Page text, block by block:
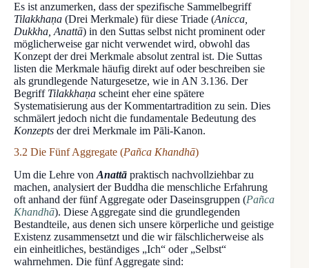
Es ist anzumerken, dass der spezifische Sammelbegriff
Tilakkhaṇa (Drei Merkmale) für diese Triade (Anicca,
Dukkha, Anattā) in den Suttas selbst nicht prominent oder
möglicherweise gar nicht verwendet wird, obwohl das
Konzept der drei Merkmale absolut zentral ist. Die Suttas
listen die Merkmale häufig direkt auf oder beschreiben sie
als grundlegende Naturgesetze, wie in AN 3.136. Der
Begriff Tilakkhaṇa scheint eher eine spätere
Systematisierung aus der Kommentartradition zu sein. Dies
schmälert jedoch nicht die fundamentale Bedeutung des
Konzepts der drei Merkmale im Pāli-Kanon.
3.2 Die Fünf Aggregate (Pañca Khandhā)
Um die Lehre von Anattā praktisch nachvollziehbar zu
machen, analysiert der Buddha die menschliche Erfahrung
oft anhand der fünf Aggregate oder Daseinsgruppen (Pañca
Khandhā). Diese Aggregate sind die grundlegenden
Bestandteile, aus denen sich unsere körperliche und geistige
Existenz zusammensetzt und die wir fälschlicherweise als
ein einheitliches, beständiges „Ich“ oder „Selbst“
wahrnehmen. Die fünf Aggregate sind: